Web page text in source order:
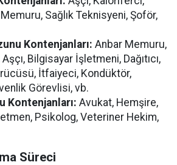
Sağlık Teknisyeni, Şoför,
Kontenjanları: Anbar Memuru,
Bilgisayar İşletmeni, Dağıtıcı,
İtfaiyeci, Kondüktör,
Görevlisi, vb.
Kontenjanları: Avukat, Hemşire,
Psikolog, Veteriner Hekim,
Süreci